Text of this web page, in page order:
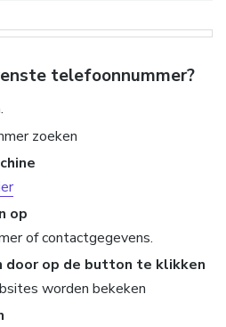
telefoonnummer?
zoeken
op
of contactgegevens.
door op de button te klikken
worden bekeken